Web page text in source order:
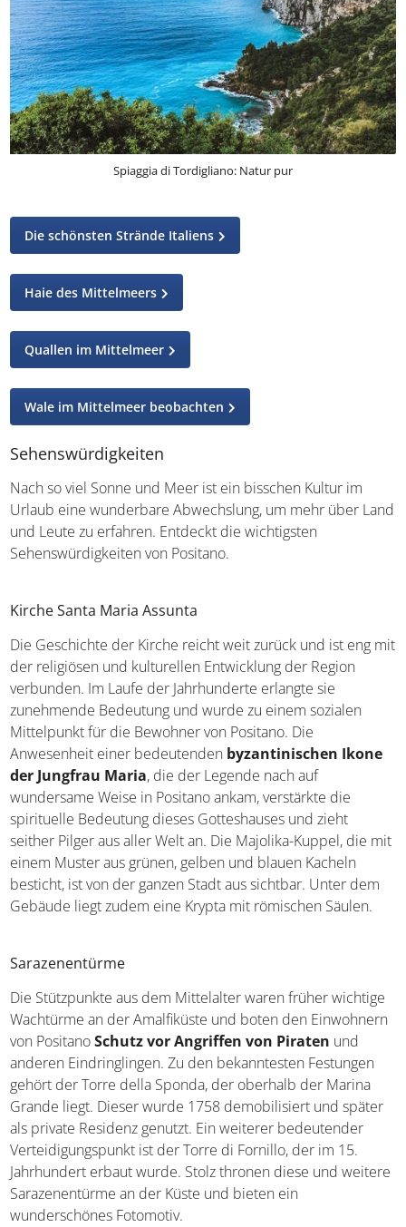
Spiaggia di Tordigliano: Natur pur
Die schönsten Strände Italiens
Haie des Mittelmeers
Quallen im Mittelmeer
Wale im Mittelmeer beobachten
Sehenswürdigkeiten
Nach so viel Sonne und Meer ist ein bisschen Kultur im
Urlaub eine wunderbare Abwechslung, um mehr über Land
und Leute zu erfahren. Entdeckt die wichtigsten
Sehenswürdigkeiten von Positano.
Kirche Santa Maria Assunta
Die Geschichte der Kirche reicht weit zurück und ist eng mit
der religiösen und kulturellen Entwicklung der Region
verbunden. Im Laufe der Jahrhunderte erlangte sie
zunehmende Bedeutung und wurde zu einem sozialen
Mittelpunkt für die Bewohner von Positano. Die
Anwesenheit einer bedeutenden byzantinischen Ikone
der Jungfrau Maria, die der Legende nach auf
wundersame Weise in Positano ankam, verstärkte die
spirituelle Bedeutung dieses Gotteshauses und zieht
seither Pilger aus aller Welt an. Die Majolika-Kuppel, die mit
einem Muster aus grünen, gelben und blauen Kacheln
besticht, ist von der ganzen Stadt aus sichtbar. Unter dem
Gebäude liegt zudem eine Krypta mit römischen Säulen.
Sarazenentürme
Die Stützpunkte aus dem Mittelalter waren früher wichtige
Wachtürme an der Amalfiküste und boten den Einwohnern
von PositanoSchutz vor Angriffen von Piraten und
anderen Eindringlingen. Zu den bekanntesten Festungen
gehört der Torre della Sponda, der oberhalb der Marina
Grande liegt. Dieser wurde 1758 demobilisiert und später
als private Residenz genutzt. Ein weiterer bedeutender
Verteidigungspunkt ist der Torre di Fornillo, der im 15.
Jahrhundert erbaut wurde. Stolz thronen diese und weitere
Sarazenentürme an der Küste und bieten ein
wunderschönes Fotomotiv.